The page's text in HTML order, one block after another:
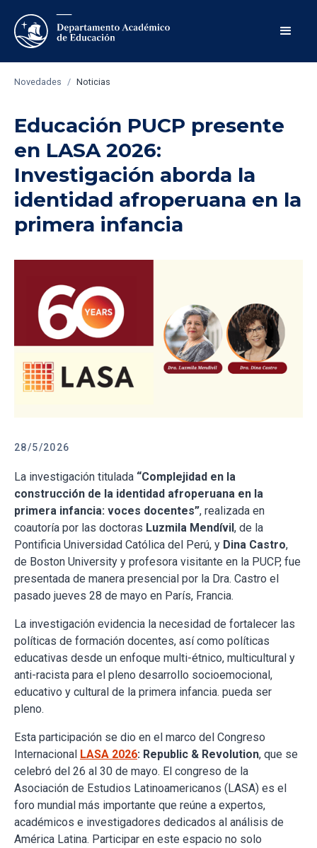
Novedades / Noticias
Educación PUCP presente
en LASA 2026:
Investigación aborda la
identidad afroperuana en la
primera infancia
28/5/2026
La investigación titulada “Complejidad en la
construcción de la identidad afroperuana en la
primera infancia: voces docentes”, realizada en
coautoría por las doctoras Luzmila Mendívil, de la
Pontificia Universidad Católica del Perú, y Dina Castro,
de Boston University y profesora visitante en la PUCP, fue
presentada de manera presencial por la Dra. Castro el
pasado jueves 28 de mayo en París, Francia.
La investigación evidencia la necesidad de fortalecer las
políticas de formación docentes, así como políticas
educativas desde un enfoque multi-étnico, multicultural y
anti-racista para el pleno desarrollo socioemocional,
educativo y cultural de la primera infancia. pueda ser
pleno.
Esta participación se dio en el marco del Congreso
Internacional LASA 2026: Republic & Revolution, que se
celebró del 26 al 30 de mayo. El congreso de la
Asociación de Estudios Latinoamericanos (LASA) es el
foro mundial más importante que reúne a expertos,
académicos e investigadores dedicados al análisis de
América Latina. Participar en este espacio no solo